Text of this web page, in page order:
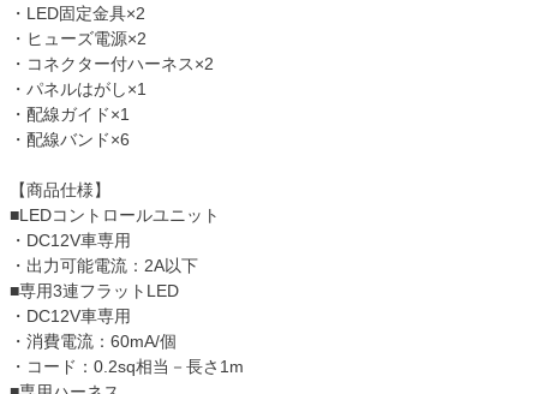
・LED固定金具×2
・ヒューズ電源×2
・コネクター付ハーネス×2
・パネルはがし×1
・配線ガイド×1
・配線バンド×6
【商品仕様】
■LEDコントロールユニット
・DC12V車専用
・出力可能電流：2A以下
■専用3連フラットLED
・DC12V車専用
・消費電流：60mA/個
・コード：0.2sq相当－長さ1m